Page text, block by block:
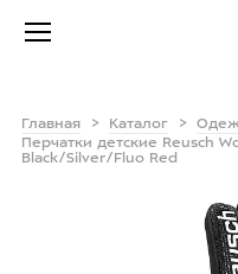
Главная Каталог
Перчатки детские Reusch
Black/Silver/Fluo Red